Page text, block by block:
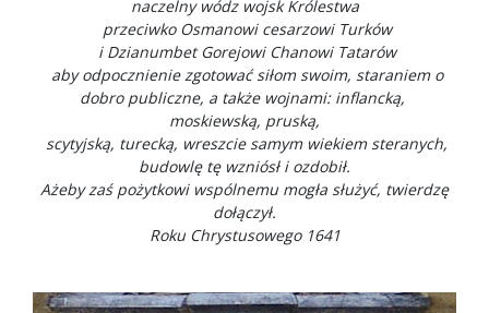
naczelny wódz wojsk Królestwa
przeciwko Osmanowi cesarzowi Turków
i Dzianumbet Gorejowi Chanowi Tatarów
aby odpocznienie zgotować siłom swoim, staraniem o
dobro publiczne, a także wojnami: inflancką,
moskiewską, pruską,
scytyjską, turecką, wreszcie samym wiekiem steranych,
budowlę tę wzniósł i ozdobił.
Ażeby zaś pożytkowi wspólnemu mogła służyć, twierdzę
dołączył.
Roku Chrystusowego 1641